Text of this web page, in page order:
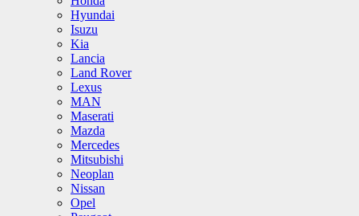
Hyundai
Isuzu
Kia
Lancia
Land Rover
Lexus
MAN
Maserati
Mazda
Mercedes
Mitsubishi
Neoplan
Nissan
Opel